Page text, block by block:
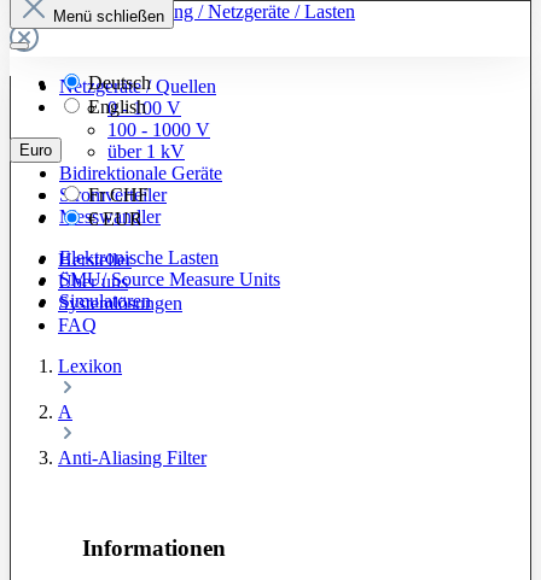
Zur Kategorie: Leistung / Netzgeräte / Lasten
Netzgeräte / Quellen
0 - 100 V
100 - 1000 V
über 1 kV
Bidirektionale Geräte
Stromverteiler
Messwandler
Elektronische Lasten
SMU/ Source Measure Units
Simulatoren
Menü schließen
Deutsch
English
Euro
FrCHF
€EUR
Hersteller
Über uns
Systemlösungen
FAQ
Lexikon
A
Anti-Aliasing Filter
Informationen